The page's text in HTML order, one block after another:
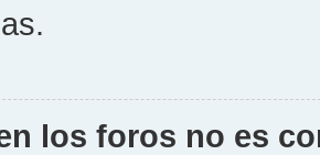
los foros no es